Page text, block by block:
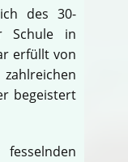
des 30-
Schule in
erfüllt von
begeistert